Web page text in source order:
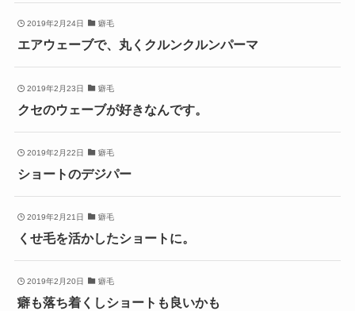
2019年2月24日 癖毛
エアウェーブで、丸くクルンクルンパーマ
2019年2月23日 癖毛
クセのウェーブが好きなんです。
2019年2月22日 癖毛
ショートのデジパー
2019年2月21日 癖毛
くせ毛を活かしたショートに。
2019年2月20日 癖毛
癖も落ち着くしショートも良いかも